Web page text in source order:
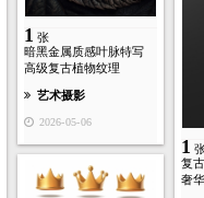
1 张
暗黑金属质感叶脉特写
高级复古植物纹理
艺术摄影
2026-05-06
1
复
奢